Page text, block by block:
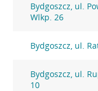
Bydgoszcz, ul.
Wlkp. 26
Bydgoszcz, ul.
Bydgoszcz, ul.
10